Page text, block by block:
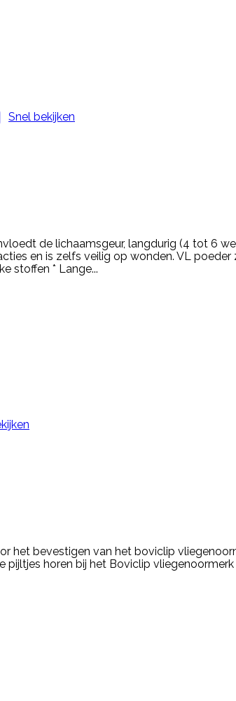
Snel bekijken
de lichaamsgeur, langdurig (4 tot 6
en is zelfs veilig op wonden. VL
stoffen * Lange...
het bevestigen van het boviclip
pijltjes horen bij het Boviclip vliegenoormerk